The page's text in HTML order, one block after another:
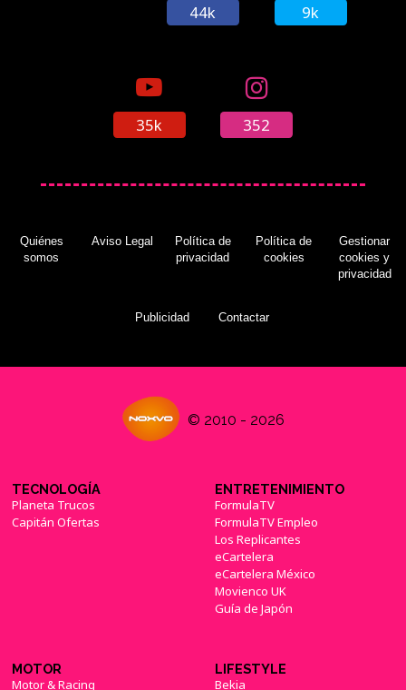
44k 9k
35k 352
Quiénes
somos
Aviso Legal
Política de
privacidad
Política de
cookies
Gestionar
cookies y
privacidad
Publicidad Contactar
© 2010 - 2026
TECNOLOGÍA
Planeta Trucos
Capitán Ofertas
ENTRETENIMIENTO
FormulaTV
FormulaTV Empleo
Los Replicantes
eCartelera
eCartelera México
Movienco UK
Guía de Japón
MOTOR
Motor & Racing
LIFESTYLE
Bekia